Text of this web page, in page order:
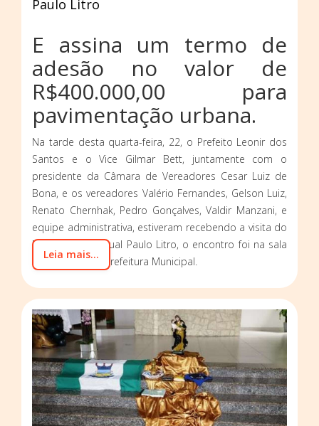
Paulo Litro
E assina um termo de
adesão no valor de
R$400.000,00 para
pavimentação urbana.
Na tarde desta quarta-feira, 22, o Prefeito Leonir dos
Santos e o Vice Gilmar Bett, juntamente com o
presidente da Câmara de Vereadores Cesar Luiz de
Bona, e os vereadores Valério Fernandes, Gelson Luiz,
Renato Chernhak, Pedro Gonçalves, Valdir Manzani, e
equipe administrativa, estiveram recebendo a visita do
Deputado Estadual Paulo Litro, o encontro foi na sala
de reuniões da Prefeitura Municipal.
Leia mais...